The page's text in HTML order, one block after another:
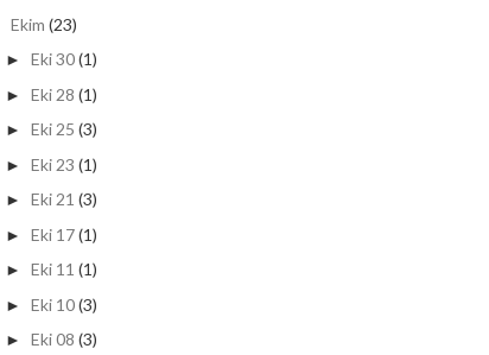
Ekim (23)
► Eki 30 (1)
► Eki 28 (1)
► Eki 25 (3)
► Eki 23 (1)
► Eki 21 (3)
► Eki 17 (1)
► Eki 11 (1)
► Eki 10 (3)
► Eki 08 (3)